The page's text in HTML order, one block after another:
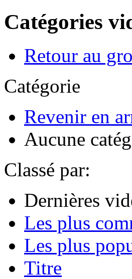
Catégories
Retour au
Catégorie
Revenir en
Aucune
Classé par:
Dernières
Les plus
Les plus
Titre